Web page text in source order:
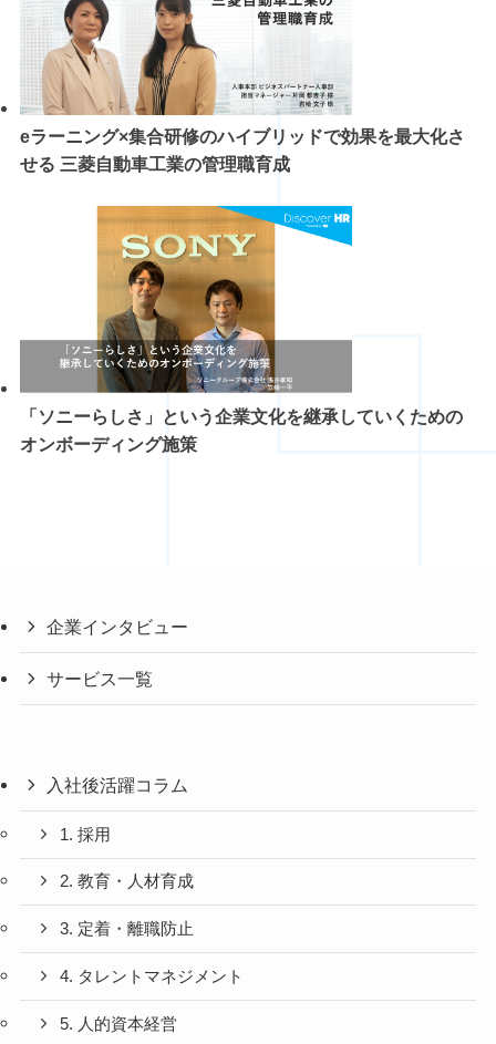
eラーニング×集合研修のハイブリッドで効果を最大化さ
せる 三菱自動車工業の管理職育成
「ソニーらしさ」という企業文化を継承していくための
オンボーディング施策
企業インタビュー
サービス一覧
入社後活躍コラム
1. 採用
2. 教育・人材育成
3. 定着・離職防止
4. タレントマネジメント
5. 人的資本経営